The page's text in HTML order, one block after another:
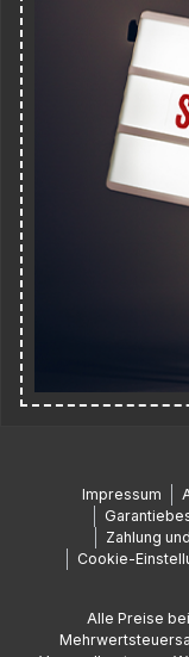
Impressum
Zahlung
Cookie-
Alle Preise